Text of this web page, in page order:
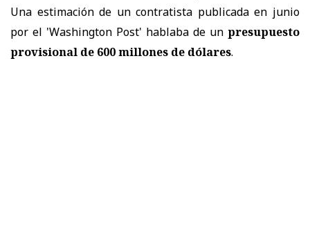
Una estimación de un contratista publicada en junio
por el 'Washington Post' hablaba de un presupuesto
provisional de 600 millones de dólares.